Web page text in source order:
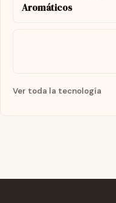
Aromáticos
Ver toda la tecnología